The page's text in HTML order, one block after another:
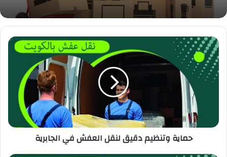
حماية وتنظيم دقيق لنقل العفش في الجابرية